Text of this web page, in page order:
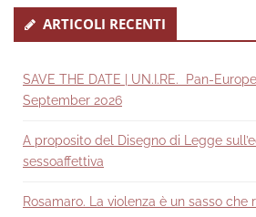
ARTICOLI RECENTI
SAVE THE DATE | UN.I.RE. Pan-
September 2026
A proposito del Disegno di Legge
sessoaffettiva
Rosamaro. La violenza è un sasso